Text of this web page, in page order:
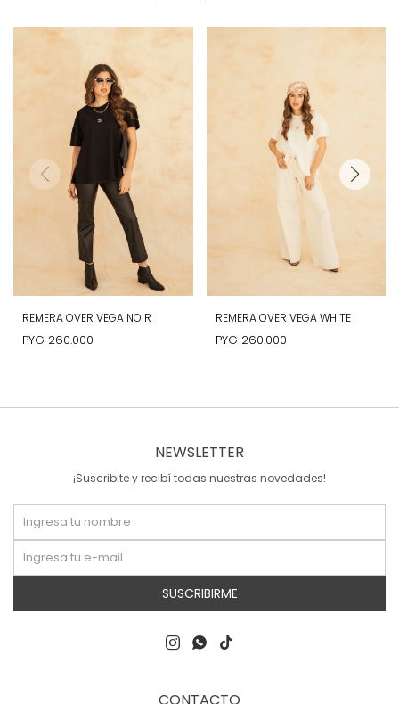
REMERA OVER VEGA NOIR
PYG 260.000
REMERA OVER VEGA WHITE
PYG 260.000
NEWSLETTER
¡Suscribite y recibí todas nuestras novedades!
SUSCRIBIRME
  